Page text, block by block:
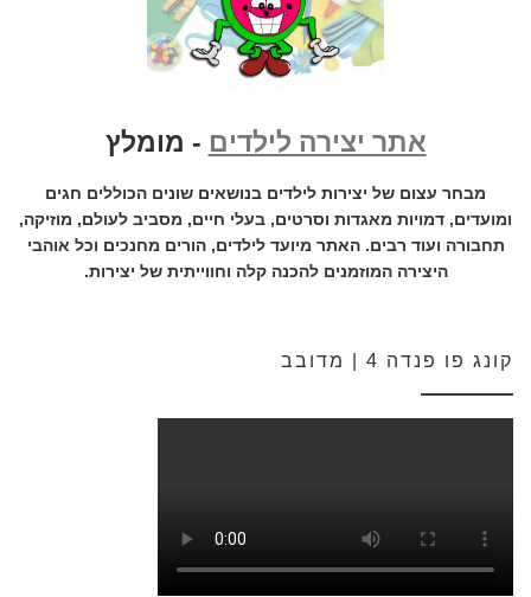
אתר יצירה לילדים - מומלץ
מבחר עצום של יצירות לילדים בנושאים שונים הכוללים חגים
ומועדים, דמויות מאגדות וסרטים, בעלי חיים, מסביב לעולם, מוזיקה,
תחבורה ועוד רבים. האתר מיועד לילדים, הורים מחנכים וכל אוהבי
היצירה המוזמנים להכנה קלה וחווייתית של יצירות.
קונג פו פנדה 4 | מדובב